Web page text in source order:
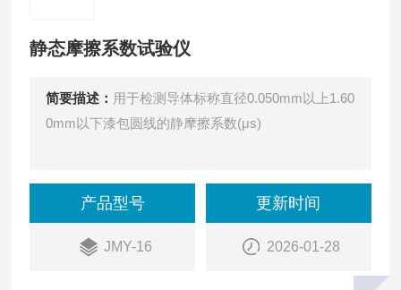
静态摩擦系数试验仪
简要描述： 用于检测导体标称直径0.050mm以上1.60
0mm以下漆包圆线的静摩擦系数(μs)
产品型号
JMY-16
更新时间
2026-01-28